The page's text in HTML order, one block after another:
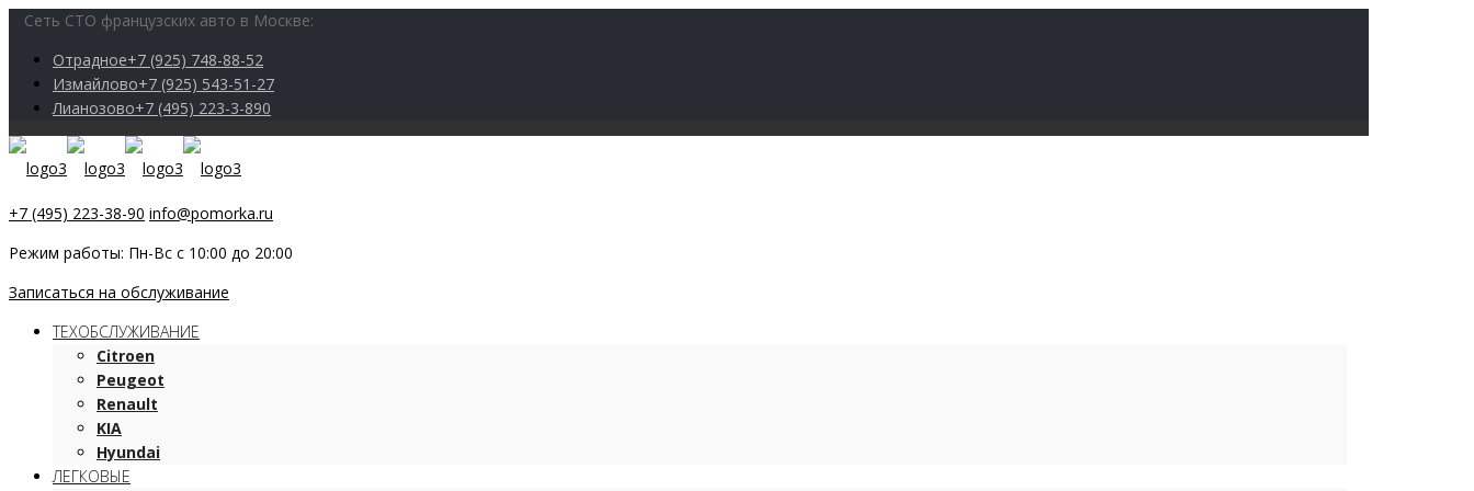
Сеть СТО французских авто в Москве:
Отрадное+7 (925) 748-88-52
Измайлово+7 (925) 543-51-27
Лианозово+7 (495) 223-3-890
+7 (495) 223-38-90 info@pomorka.ru
Режим работы: Пн-Вс с 10:00 до 20:00
Записаться на обслуживание
ТЕХОБСЛУЖИВАНИЕ
Citroen
Peugeot
Renault
KIA
Hyundai
ЛЕГКОВЫЕ